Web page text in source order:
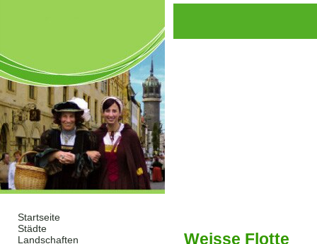
Startseite
Städte
Landschaften
Weisse Flotte